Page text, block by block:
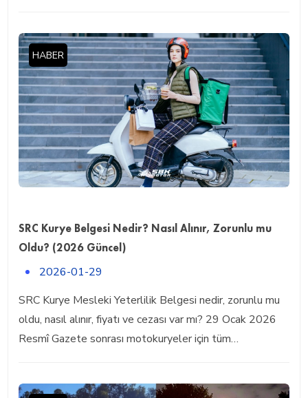
HABER
SRC Kurye Belgesi Nedir? Nasıl Alınır, Zorunlu mu
Oldu? (2026 Güncel)
2026-01-29
SRC Kurye Mesleki Yeterlilik Belgesi nedir, zorunlu mu
oldu, nasıl alınır, fiyatı ve cezası var mı? 29 Ocak 2026
Resmî Gazete sonrası motokuryeler için tüm…